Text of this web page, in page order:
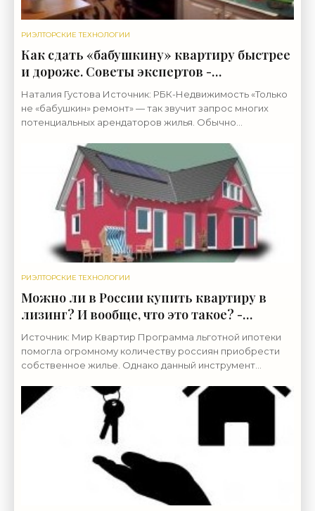
РИЭЛТОРСКИЕ ТЕХНОЛОГИИ
Как сдать «бабушкину» квартиру быстрее
и дороже. Советы экспертов -
«Риэлторские технологии»
Наталия Густова Источник: РБК-Недвижимость «Только
не «бабушкин» ремонт» — так звучит запрос многих
потенциальных арендаторов жилья. Обычно
РИЭЛТОРСКИЕ ТЕХНОЛОГИИ
Можно ли в России купить квартиру в
лизинг? И вообще, что это такое? -
«Риэлторские технологии»
Источник: Мир Квартир Программа льготной ипотеки
помогла огромному количеству россиян приобрести
собственное жилье. Однако данный инструмент